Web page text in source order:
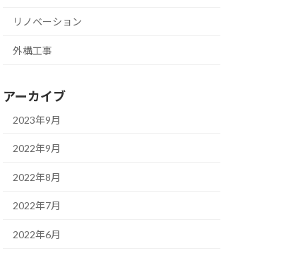
リノベーション
外構工事
アーカイブ
2023年9月
2022年9月
2022年8月
2022年7月
2022年6月